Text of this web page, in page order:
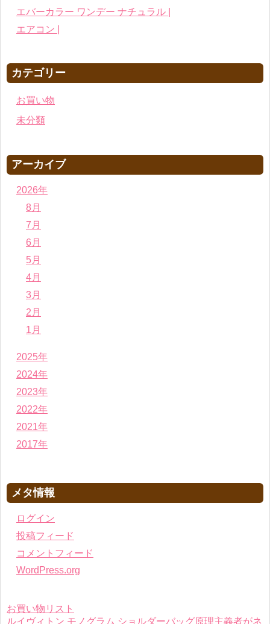
エバーカラー ワンデー ナチュラル |
エアコン |
カテゴリー
お買い物
未分類
アーカイブ
2026年
8月
7月
6月
5月
4月
3月
2月
1月
2025年
2024年
2023年
2022年
2021年
2017年
メタ情報
ログイン
投稿フィード
コメントフィード
WordPress.org
お買い物リスト
ルイヴィトン モノグラム ショルダーバッグ原理主義者がネ